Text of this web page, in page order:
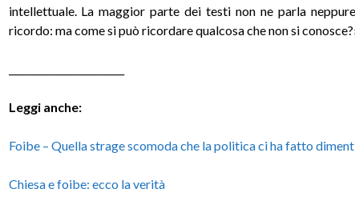
intellettuale. La maggior parte dei testi non ne parla
ricordo: ma come si può ricordare qualcosa che non si
Leggi anche:
Foibe – Quella strage scomoda che la politica ci ha fatto
Chiesa e foibe: ecco la verità